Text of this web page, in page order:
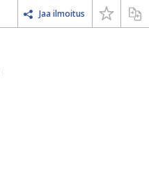
Jaa ilmoitus